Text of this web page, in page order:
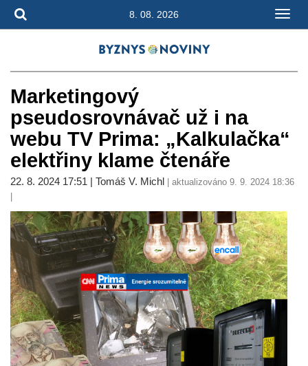
8. 08. 2026
Marketingový
pseudosrovnávač už i na
webu TV Prima: „Kalkulačka“
elektřiny klame čtenáře
22. 8. 2024 17:51 | Tomáš V. Michl | aktualizováno 9. 9. 2024 18:36